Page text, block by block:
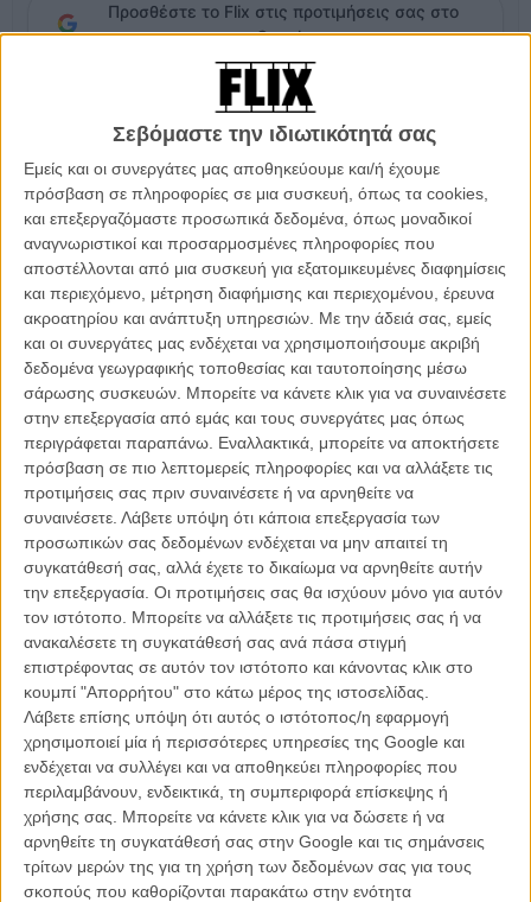
Σεβόμαστε την ιδιωτικότητά σας
Εμείς και οι συνεργάτες μας αποθηκεύουμε και/ή έχουμε
πρόσβαση σε πληροφορίες σε μια συσκευή, όπως τα cookies,
και επεξεργαζόμαστε προσωπικά δεδομένα, όπως μοναδικοί
αναγνωριστικοί και προσαρμοσμένες πληροφορίες που
αποστέλλονται από μια συσκευή για εξατομικευμένες διαφημίσεις
και περιεχόμενο, μέτρηση διαφήμισης και περιεχομένου, έρευνα
ακροατηρίου και ανάπτυξη υπηρεσιών. Με την άδειά σας, εμείς
και οι συνεργάτες μας ενδέχεται να χρησιμοποιήσουμε ακριβή
δεδομένα γεωγραφικής τοποθεσίας και ταυτοποίησης μέσω
σάρωσης συσκευών. Μπορείτε να κάνετε κλικ για να συναινέσετε
στην επεξεργασία από εμάς και τους συνεργάτες μας όπως
περιγράφεται παραπάνω. Εναλλακτικά, μπορείτε να αποκτήσετε
πρόσβαση σε πιο λεπτομερείς πληροφορίες και να αλλάξετε τις
προτιμήσεις σας πριν συναινέσετε ή να αρνηθείτε να
συναινέσετε. Λάβετε υπόψη ότι κάποια επεξεργασία των
προσωπικών σας δεδομένων ενδέχεται να μην απαιτεί τη
συγκατάθεσή σας, αλλά έχετε το δικαίωμα να αρνηθείτε αυτήν
την επεξεργασία. Οι προτιμήσεις σας θα ισχύουν μόνο για αυτόν
τον ιστότοπο. Μπορείτε να αλλάξετε τις προτιμήσεις σας ή να
ανακαλέσετε τη συγκατάθεσή σας ανά πάσα στιγμή
επιστρέφοντας σε αυτόν τον ιστότοπο και κάνοντας κλικ στο
κουμπί "Απορρήτου" στο κάτω μέρος της ιστοσελίδας.
Λάβετε επίσης υπόψη ότι αυτός ο ιστότοπος/η εφαρμογή
χρησιμοποιεί μία ή περισσότερες υπηρεσίες της Google και
ενδέχεται να συλλέγει και να αποθηκεύει πληροφορίες που
περιλαμβάνουν, ενδεικτικά, τη συμπεριφορά επίσκεψης ή
χρήσης σας. Μπορείτε να κάνετε κλικ για να δώσετε ή να
αρνηθείτε τη συγκατάθεσή σας στην Google και τις σημάνσεις
τρίτων μερών της για τη χρήση των δεδομένων σας για τους
σκοπούς που καθορίζονται παρακάτω στην ενότητα
Προσθέστε το Flix στις προτιμήσεις σας στο
Google
Τον Μάρτιο του 1964, ένα στρατιωτικό πραξικόπημα είχε ως
αποτέλεσμα να ανατρέψει τον εκλεγμένο από τον λαό Πρόεδρο της
Βραζιλίας Ζοάο Γκουλάρντ. Το πραξικόπημα ήταν και η αφετηρία 21
χρόνων δικτατορίας και μιας παρατεταμένης περιόδου εντάσεων και
συγκρούσεων, που χαρακτηρίστηκε κυρίως από εξαφανίσεις και
βασανιστήρια πολιτών.
Το ντοκιμαντέρ του Καμίλο Ταβάρες (μέσα από μια σπάνια συλλογή
συλλογή φωτογραφικού και αρχειακού υλικού, όπως βίντεο με τον
Ζοάο Γκουλάρντ να επισκέπτεται στρατιωτικές εγκαταστάσεις στις
ΗΠΑ, ηχητικά ντοκουμέντα με συζητήσεις του Κένεντι, και αργότερα
του Τζόνσον με τους βοηθούς τους για το πως θα καταφέρουν να
ρίξουν τον Γκουλάρντ από την κυβέρνηση, συνεντεύξεις ιστορικών,
πολιτικών και ακαδημαϊκών προσώπων, ακόμα και επιζώντων που
υποστήριξαν το πραξικόπημα) παρέχει αποδείξεις για τη
χειραγώγηση και τη χρηματοδότηση των επενδύσεων από την
πλευρά της αμερικανικής κυβέρνησης, κατά την διάρκεια της
προεδρίας του Τζον Φ. Κένεντι και του Λίντον Τζόνσον, που είχαν
ως αποτέλεσμα το πραξικόπημα.
Προσπαθώντας να ενώσει τα κομμάτια ενός αρκετού πολύπλοκου
παζλ, ο Ταβάρες κινηματογραφεί τη «Μέρα που Διήρκεσε 21
Χρόνια» με τον αέρα μιας καλοστημένης κατασκοπικής ταινίας. Μιας
ταινίας όμως που από την πρώτη στιγμή μοιάζει σαν να μην έχει
δοθεί το ίδιο μεράκι στην κινηματογράφηση της και στο τεχνικό
κομμάτι της, όσο έχει δοθεί στο στήσιμο και την συλλογή του υλικού
που παρουσιάζει. Υπάρχουν στιγμές που τα πάντα μοιάζουν
δευτέρας διαλογής, από τα κακομαγνητοφωνημένα ηχητικά
ντοκουμέντα που δεν μπορείς να καταλάβεις ούτε μια λέξη από όσα
λέγονται (δεν υπάρχουν καν και οι υπότιτλοι στα σημεία αυτά για να
βοηθήσουν την κατάσταση), μέχρι και τα γραφικά που μοιάζουν να
είναι βγαλμένα από μια άλλη δεκαετία.